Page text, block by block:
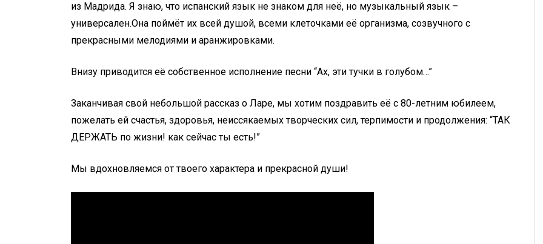
из Мадрида. Я знаю, что испанский язык не знаком для неё, но музыкальный язык –
универсален.Она поймёт их всей душой, всеми клеточками её организма, созвучного с
прекрасными мелодиями и аранжировками.
Внизу приводится её собственное исполнение песни “Ах, эти тучки в голубом…”
Заканчивая свой небольшой рассказ о Ларе, мы хотим поздравить её с 80-летним юбилеем,
пожелать ей счастья, здоровья, неиссякаемых творческих сил, терпимости и продолжения: “ТАК
ДЕРЖАТЬ по жизни! как сейчас ты есть!”
Мы вдохновляемся от твоего характера и прекрасной души!